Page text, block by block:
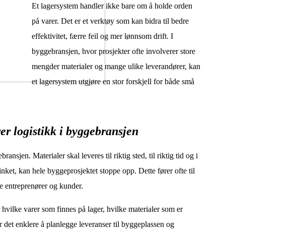
Et lagersystem handler ikke bare om å holde orden
på varer. Det er et verktøy som kan bidra til bedre
effektivitet, færre feil og mer lønnsom drift. I
byggebransjen, hvor prosjekter ofte involverer store
mengder materialer og mange ulike leverandører, kan
et lagersystem utgjøre en stor forskjell for både små
logistikk i byggebransjen
Materialer skal leveres til riktig sted, til riktig tid og i
kan hele byggeprosjektet stoppe opp. Dette fører ofte til
entreprenører og kunder.
varer som finnes på lager, hvilke materialer som er
enklere å planlegge leveranser til byggeplassen og